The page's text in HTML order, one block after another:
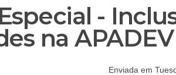
-
na
Enviada em